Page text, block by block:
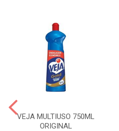
VEJA MULTIUSO 750ML
ORIGINAL